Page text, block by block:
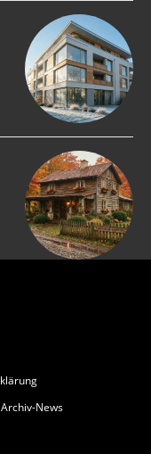
Archiv-News